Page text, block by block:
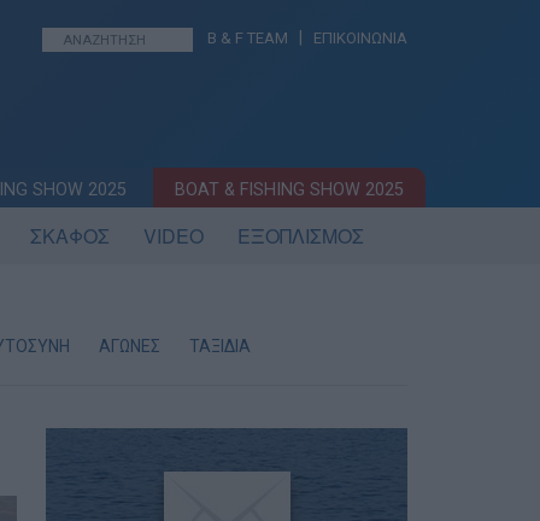
B & F TEAM ΕΠΙΚΟΙΝΩΝΙΑ
SHOW 2025 BOAT & FISHING SHOW 2025
ΣΚΑΦΟΣ VIDEO ΕΞΟΠΛΙΣΜΟΣ
ΑΓΩΝΕΣ ΤΑΞΙΔΙΑ